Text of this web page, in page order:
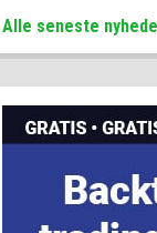
Alle seneste